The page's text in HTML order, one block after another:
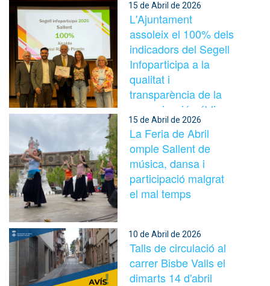
15 de Abril de 2026
L'Ajuntament
assoleix el 100% dels
indicadors del Segell
Infoparticipa a la
qualitat i
transparència de la
comunicació pública
15 de Abril de 2026
La Feria de Abril
omple Sallent de
música, dansa i
participació malgrat
el mal temps
10 de Abril de 2026
Talls de circulació al
carrer Bisbe Valls el
dimarts 14 d'abril